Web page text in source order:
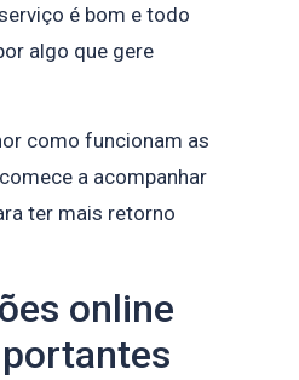
é bom e todo
algo que gere
como funcionam as
a acompanhar
ter mais retorno
online